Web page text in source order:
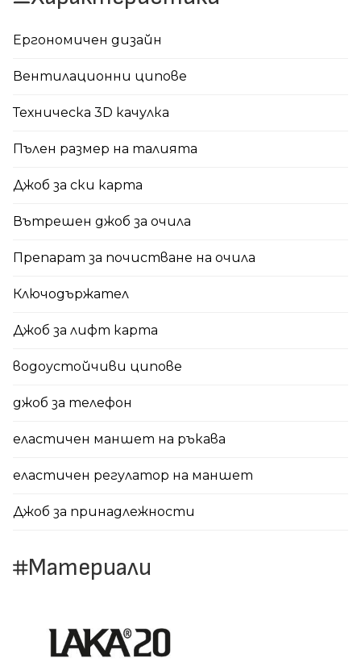
Ергономичен дизайн
Вентилационни ципове
Техническа 3D качулка
Пълен размер на талията
Джоб за ски карта
Вътрешен джоб за очила
Препарат за почистване на очила
Ключодържател
Джоб за лифт карта
водоустойчиви ципове
джоб за телефон
еластичен маншет на ръкава
еластичен регулатор на маншет
Джоб за принадлежности
Материали